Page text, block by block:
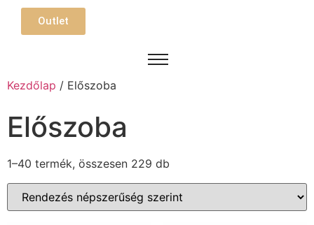
Outlet
Kezdőlap / Előszoba
Előszoba
1–40 termék, összesen 229 db